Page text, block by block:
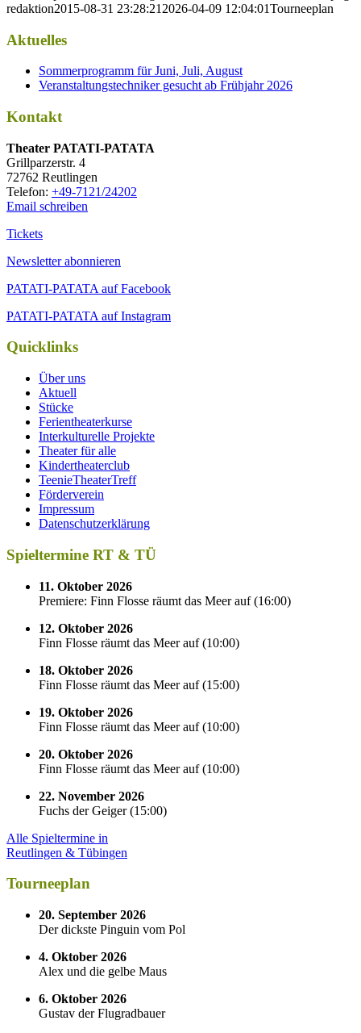
redaktion2015-08-31 23:28:21 2026-04-09 12:04:01Tourneeplan
Aktuelles
Sommerprogramm für Juni, Juli, August
Veranstaltungstechniker gesucht ab Frühjahr 2026
Kontakt
Thea­ter PATATI-PATATA
Grill­par­zer­str. 4
72762 Reutlingen
Tele­fon: +49-7121/24202
Email schreiben
Tickets
Newsletter abonnieren
PATATI-PATATA auf Facebook
PATATI-PATATA auf Instagram
Quicklinks
Über uns
Aktuell
Stücke
Ferientheaterkurse
Interkulturelle Projekte
Theater für alle
Kindertheaterclub
TeenieTheaterTreff
Förderverein
Impressum
Datenschutzerklärung
Spieltermine RT & TÜ
11. Oktober 2026
Premiere: Finn Flosse räumt das Meer auf(16:00)
12. Oktober 2026
Finn Flosse räumt das Meer auf(10:00)
18. Oktober 2026
Finn Flosse räumt das Meer auf(15:00)
19. Oktober 2026
Finn Flosse räumt das Meer auf(10:00)
20. Oktober 2026
Finn Flosse räumt das Meer auf(10:00)
22. November 2026
Fuchs der Geiger(15:00)
Alle Spieltermine in
Reutlingen & Tübingen
Tourneeplan
20. September 2026
Der dickste Pinguin vom Pol
4. Oktober 2026
Alex und die gelbe Maus
6. Oktober 2026
Gustav der Flugradbauer